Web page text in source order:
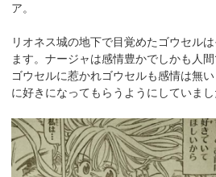
ア。
リオネス城の地下で目覚めたゴウセル
ます。ナージャは感情豊かでしかも人
ゴウセルに惹かれゴウセルも感情は無
に好きになってもらうようにしていまし